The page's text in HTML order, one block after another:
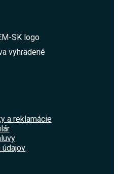
vyhradené
a reklamácie
údajov